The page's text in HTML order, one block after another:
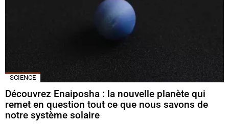
SCIENCE
Découvrez Enaiposha : la nouvelle planète qui
remet en question tout ce que nous savons de
notre système solaire